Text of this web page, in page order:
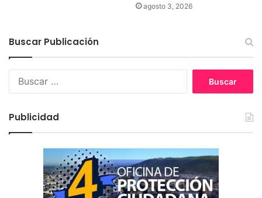
agosto 3, 2026
Buscar Publicación
:
Publicidad